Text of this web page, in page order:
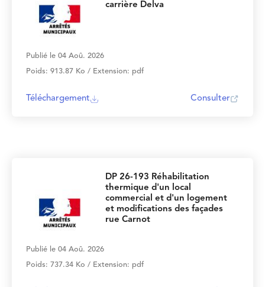
carrière Delva
Publié le 04 Aoû. 2026
Poids: 913.87 Ko / Extension: pdf
Téléchargement Consulter
DP 26-193 Réhabilitation
thermique d'un local
commercial et d'un logement
et modifications des façades
rue Carnot
Publié le 04 Aoû. 2026
Poids: 737.34 Ko / Extension: pdf